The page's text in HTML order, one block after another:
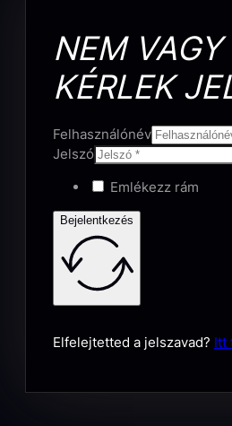
NEM
KÉRLEK
Felhasználónév
Jelszó
Emlékezz rám
Bejelentkezés
Elfelejtetted a jelszavad? Itt